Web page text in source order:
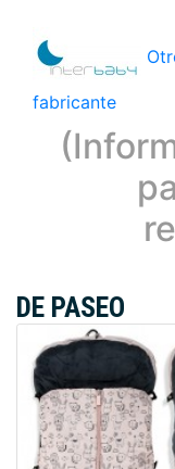
fabricante
DE PASEO